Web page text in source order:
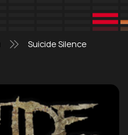
Suicide Silence